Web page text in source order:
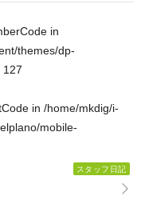
in
themes/dp-
127
in /home/mkdig/i-
mobile-
スタッフ日記